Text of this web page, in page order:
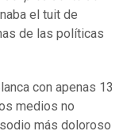
el tuit de
de las políticas
con apenas 13
medios no
más doloroso